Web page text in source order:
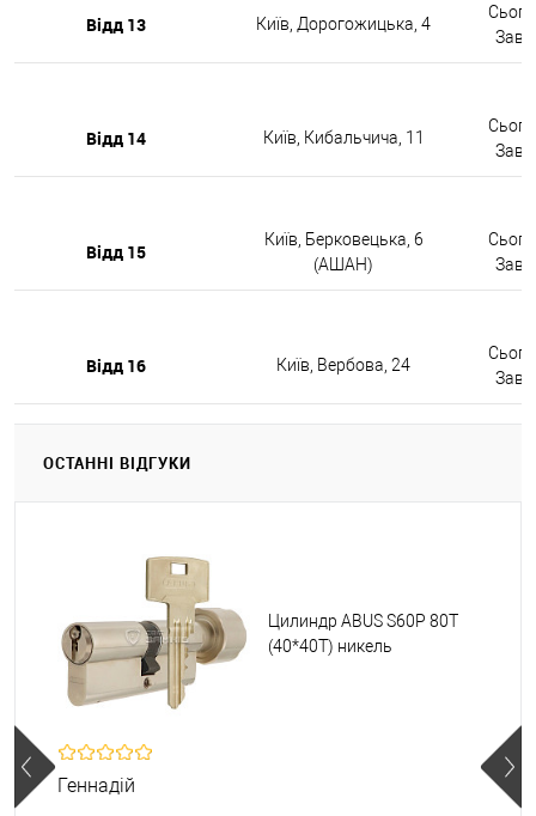
Відд 13 Київ, Дорогожицька, 4
Відд 14 Київ, Кибальчича, 11
Відд 15
Київ, Берковецька, 6
(АШАН)
Відд 16 Київ, Вербова, 24
ОСТАННІ ВІДГУКИ
Цилиндр ABUS S60P 80T
(40*40T) никель
Геннадій